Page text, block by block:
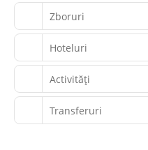
Zboruri
Hoteluri
Activităţi
Transferuri